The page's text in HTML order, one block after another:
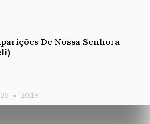
De Nossa Senhora
20:19